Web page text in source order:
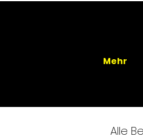
Mehr
Alle